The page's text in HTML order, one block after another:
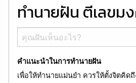
ทำนายฝัน ตีเลขม
คำแนะนำในการทำนายฝัน
เพื่อให้ทำนายแม่นยำ ควรให้ตั้งจิตคิด